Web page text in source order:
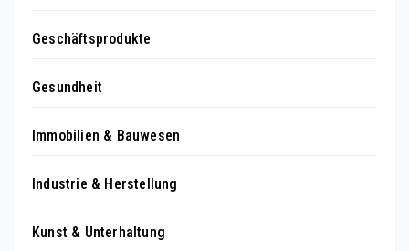
Geschäftsprodukte
Gesundheit
Immobilien & Bauwesen
Industrie & Herstellung
Kunst & Unterhaltung